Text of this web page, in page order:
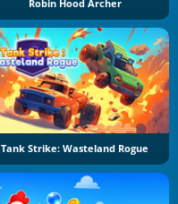
Robin Hood Archer
Tank Strike: Wasteland Rogue